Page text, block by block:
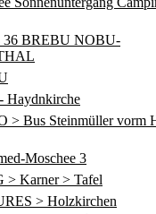
36 BREBU NOBU-
Haydnkirche
> Bus Steinmüller vorm
Moschee 3
> Karner > Tafel
> Holzkirchen